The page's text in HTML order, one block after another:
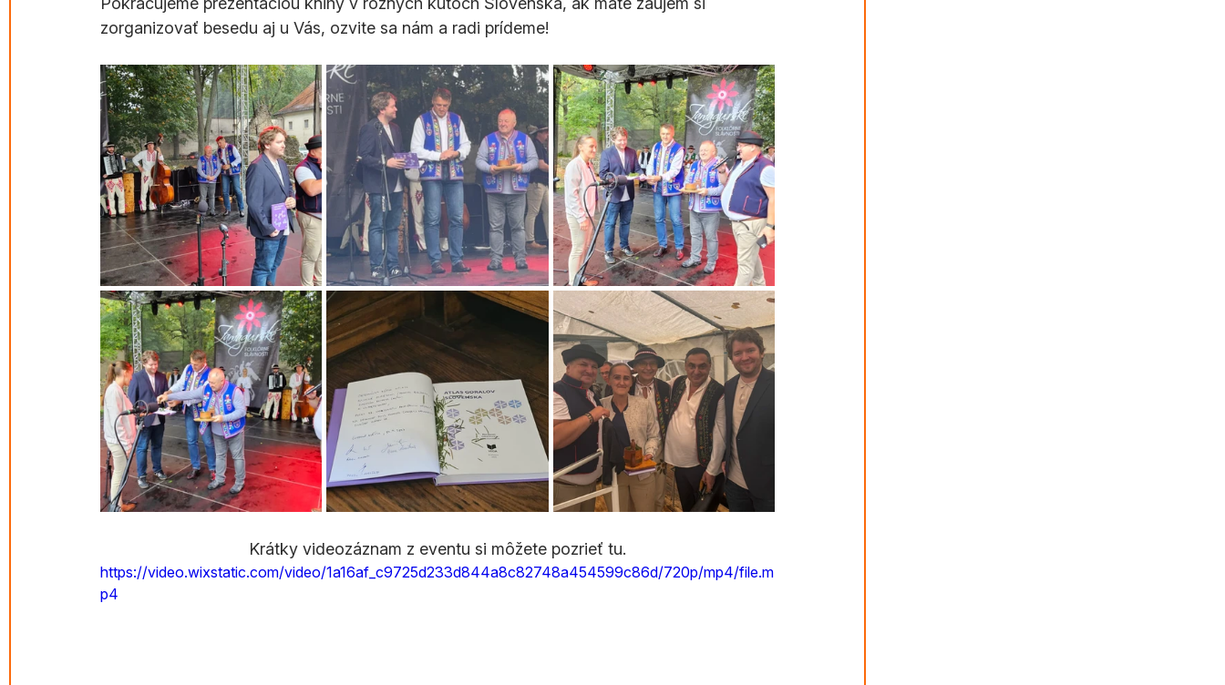
zorganizovať besedu aj u Vás, ozvite sa nám a radi prídeme!
Krátky videozáznam z eventu si môžete pozrieť tu.
https://video.wixstatic.com/video/1a16af_c9725d233d844a8c82748a454599c86d/720p/mp4/file.m
p4